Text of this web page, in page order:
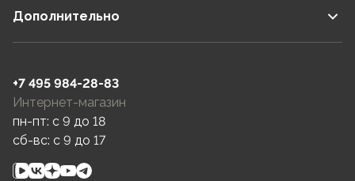
Дополнительно
+7 495 984-28-83
Интернет-магазин
пн-пт: c 9 до 18
сб-вс: c 9 до 17